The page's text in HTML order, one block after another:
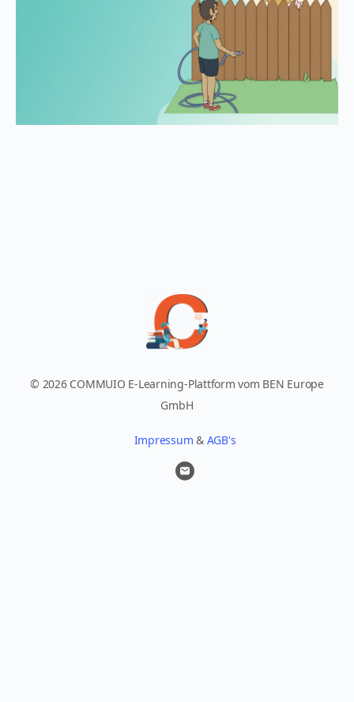
© 2026 COMMUIO E-Learning-Plattform vom BEN Europe
GmbH
Impressum & AGB's